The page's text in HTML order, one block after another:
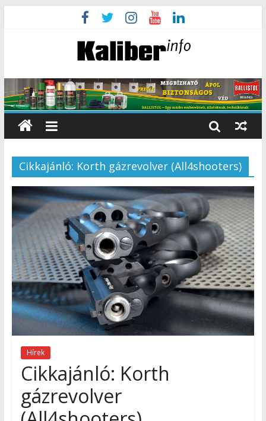
Cikkajánló: Korth gázrevolver (All4shooters)
Hírek
Cikkajánló: Korth
gázrevolver